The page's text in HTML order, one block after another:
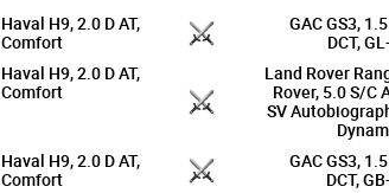
Haval H9, 2.0 D AT,
Comfort
GAC GS3,
DCT,
Haval H9, 2.0 D AT,
Comfort
Land Rover
Rover, 5.0 S/C
SV
Haval H9, 2.0 D AT,
Comfort
GAC GS3,
DCT,